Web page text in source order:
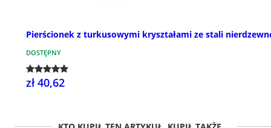
Pierścionek z turkusowymi kryształami ze stali
DOSTĘPNY
zł 40,62